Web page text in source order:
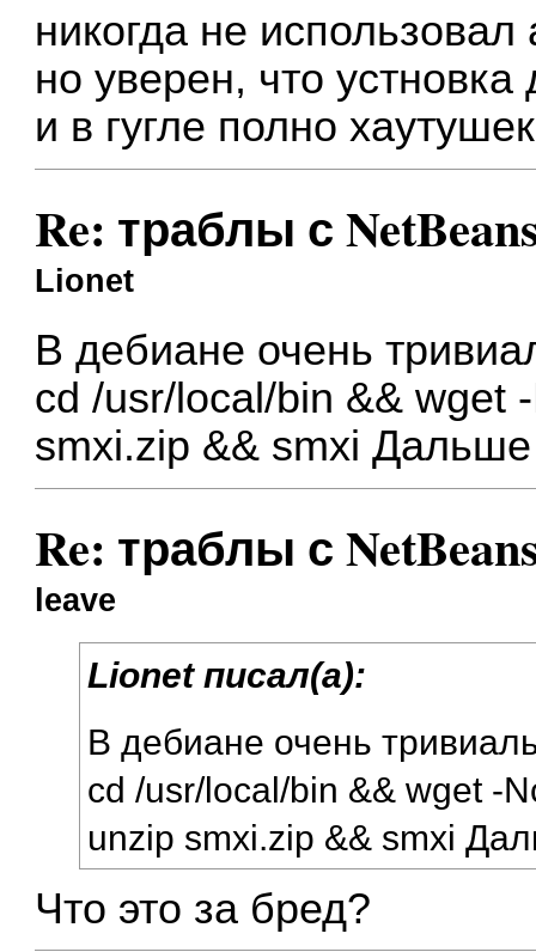
никогда не использовал
но уверен, что
и в гугле полно
Re: траблы с
Lionet
В дебиане очень
cd /usr/local/bin && wget
smxi.zip && smxi
Re: траблы с
leave
Lionet писал(а):
В дебиане очень
cd /usr/local/bin && wget -
unzip smxi.zip && smxi
Что это за бред?